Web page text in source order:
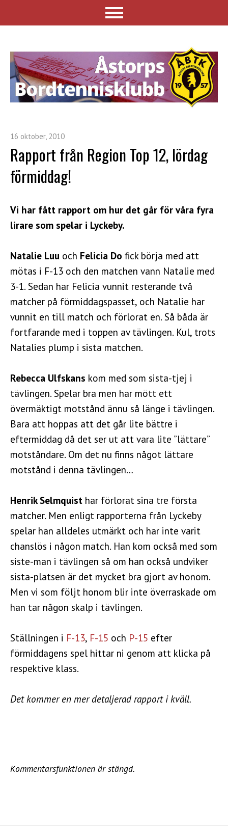
16 oktober, 2010
Rapport från Region Top 12, lördag
förmiddag!
Vi har fått rapport om hur det går för våra fyra
lirare som spelar i Lyckeby.
Natalie Luu och Felicia Do fick börja med att
mötas i F-13 och den matchen vann Natalie med
3-1. Sedan har Felicia vunnit resterande två
matcher på förmiddagspasset, och Natalie har
vunnit en till match och förlorat en. Så båda är
fortfarande med i toppen av tävlingen. Kul, trots
Natalies plump i sista matchen.
Rebecca Ulfskans kom med som sista-tjej i
tävlingen. Spelar bra men har mött ett
övermäktigt motstånd ännu så länge i tävlingen.
Bara att hoppas att det går lite bättre i
eftermiddag då det ser ut att vara lite ”lättare”
motståndare. Om det nu finns något lättare
motstånd i denna tävlingen…
Henrik Selmquist har förlorat sina tre första
matcher. Men enligt rapporterna från Lyckeby
spelar han alldeles utmärkt och har inte varit
chanslös i någon match. Han kom också med som
siste-man i tävlingen så om han också undviker
sista-platsen är det mycket bra gjort av honom.
Men vi som följt honom blir inte överraskade om
han tar någon skalp i tävlingen.
Ställningen i F-13, F-15 och P-15 efter
förmiddagens spel hittar ni genom att klicka på
respektive klass.
Det kommer en mer detaljerad rapport i kväll.
Kommentarsfunktionen är stängd.